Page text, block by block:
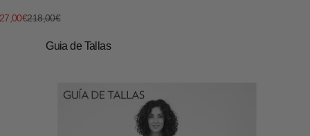
de oferta
Precio normal
218,00€
Guia de Tallas